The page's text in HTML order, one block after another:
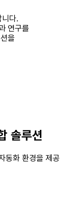
다.
연구를
을
솔루션
동화 환경을 제공